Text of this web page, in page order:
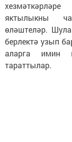
яктылыкны
өләштеләр.
берлектә узып
аларга имин
тараттылар.